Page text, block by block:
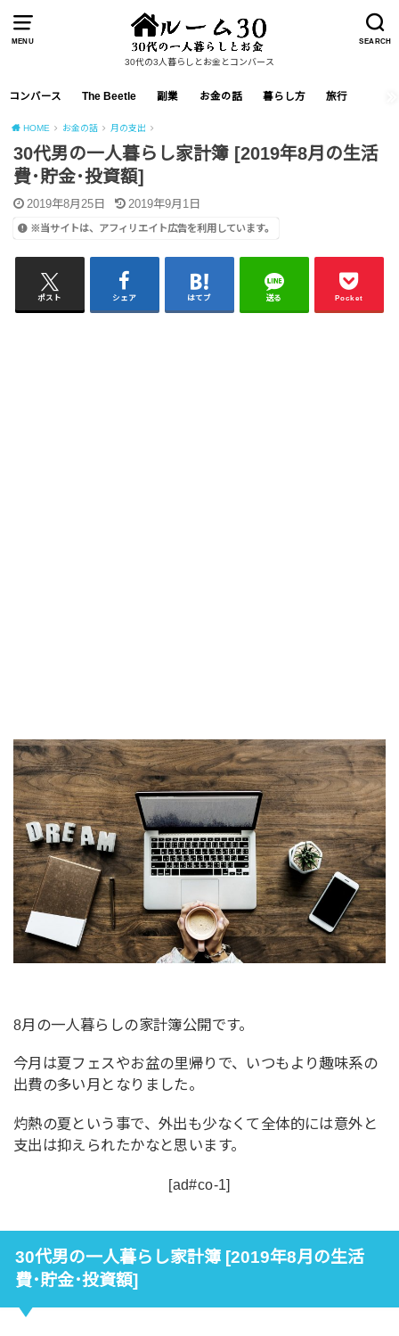
MENU SEARCH
30代の3人暮らしとお金とコンバース
コンバース The Beetle 副業 お金の話 暮らし方 旅行
HOME お金の話 月の支出
30代男の一人暮らし家計簿 [2019年8月の生活
費･貯金･投資額]
2019年8月25日 2019年9月1日
※当サイトは、アフィリエイト広告を利用しています。
ポスト シェア はてブ 送る Pocket
8月の一人暮らしの家計簿公開です。
今月は夏フェスやお盆の里帰りで、いつもより趣味系の
出費の多い月となりました。
灼熱の夏という事で、外出も少なくて全体的には意外と
支出は抑えられたかなと思います。
[ad#co-1]
30代男の一人暮らし家計簿 [2019年8月の生活
費･貯金･投資額]